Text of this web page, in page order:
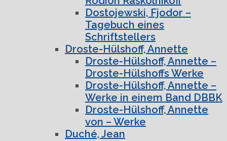
Dostojewski, Fjodor –
Tagebuch eines
Schriftstellers
Droste-Hülshoff, Annette
Droste-Hülshoff, Annette –
Droste-Hülshoffs Werke
Droste-Hülshoff, Annette –
Werke in einem Band DBBK
Droste-Hülshoff, Annette
von – Werke
Duché, Jean